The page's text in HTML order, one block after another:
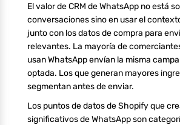
El valor de CRM de WhatsApp no está
conversaciones sino en usar el
junto con los datos de compra para
relevantes. La mayoría de
usan WhatsApp envían la misma
optada. Los que generan mayores
segmentan antes de enviar.
Los puntos de datos de Shopify que
significativos de WhatsApp son